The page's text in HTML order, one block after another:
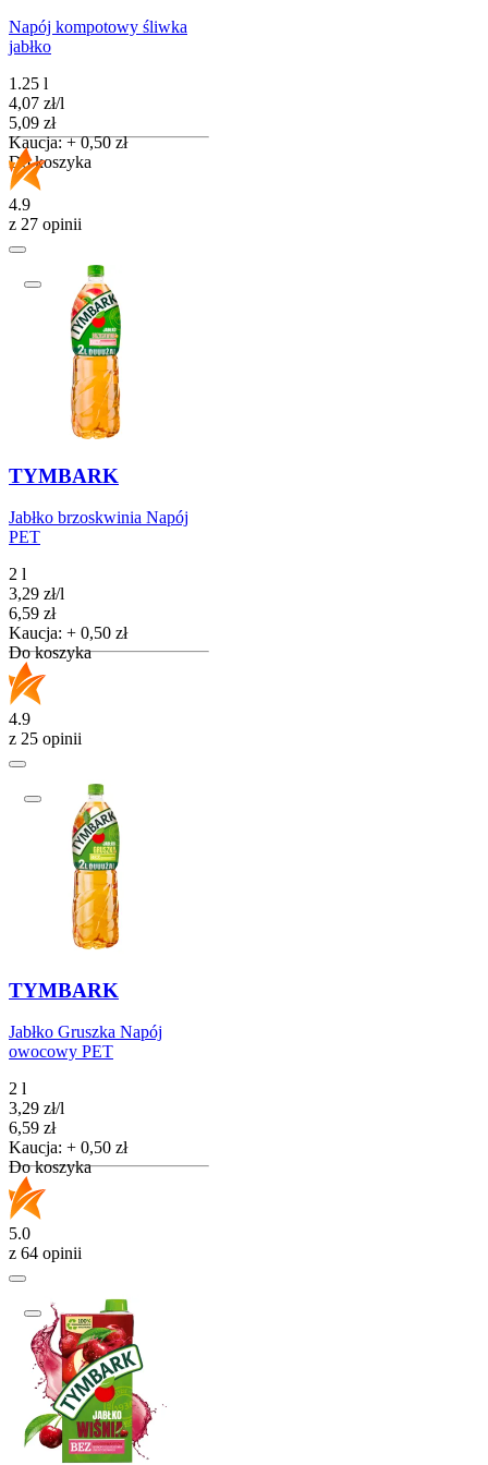
Napój kompotowy śliwka
jabłko
1.25 l
4,07 zł/l
Cena
5,09 zł
Kaucja: + 0,50 zł
Do koszyka
4.9
z 27 opinii
TYMBARK
Jabłko brzoskwinia Napój
PET
2 l
3,29 zł/l
Cena
6,59 zł
Kaucja: + 0,50 zł
Do koszyka
4.9
z 25 opinii
TYMBARK
Jabłko Gruszka Napój
owocowy PET
2 l
3,29 zł/l
Cena
6,59 zł
Kaucja: + 0,50 zł
Do koszyka
5.0
z 64 opinii